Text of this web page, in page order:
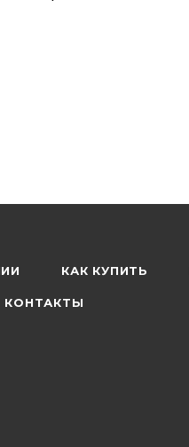
КАК КУПИТЬ
КОНТАКТЫ